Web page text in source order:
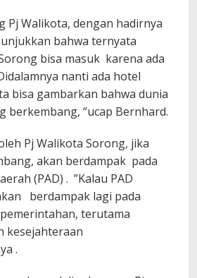
Pj Walikota, dengan hadirnya
bahwa ternyata
bisa masuk karena ada
nanti ada hotel
bisa gambarkan bahwa dunia
berkembang, “ucap Bernhard.
Pj Walikota Sorong, jika
akan berdampak pada
(PAD) . ”Kalau PAD
berdampak lagi pada
terutama
kesejahteraan
.